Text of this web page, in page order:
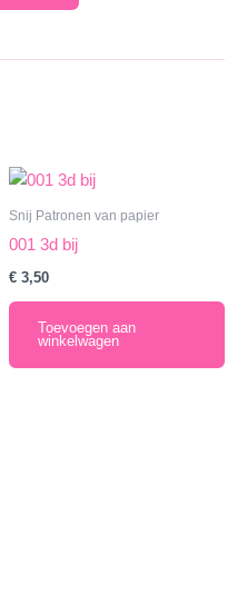
Snij Patronen van papier
001 3d bij
€ 3,50
Toevoegen aan
winkelwagen